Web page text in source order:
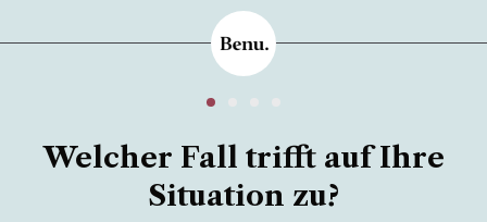
Welcher Fall trifft auf Ihre
Situation zu?